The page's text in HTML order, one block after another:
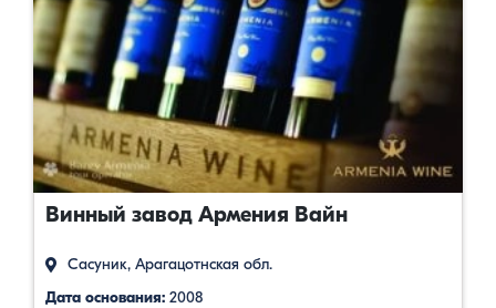
Винный завод Армения Вайн
Сасуник, Арагацотнская обл.
Дата основания: 2008